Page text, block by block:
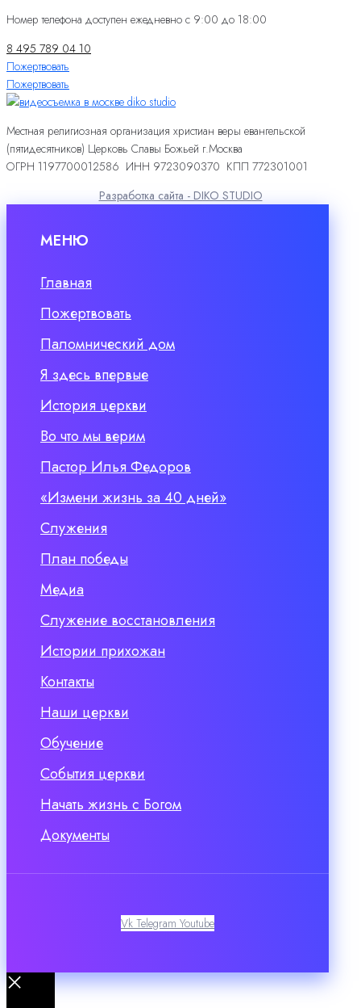
Номер телефона доступен ежедневно с 9:00 до 18:00
8 495 789 04 10
Пожертвовать
Пожертвовать
Местная религиозная организация христиан веры евангельской
(пятидесятников) Церковь Славы Божьей г.Москва
ОГРН 1197700012586 ИНН 9723090370 КПП 772301001
Разработка сайта - DIKO STUDIO
МЕНЮ
Главная
Пожертвовать
Паломнический дом
Я здесь впервые
История церкви
Во что мы верим
Пастор Илья Федоров
«Измени жизнь за 40 дней»
Служения
План победы
Медиа
Служение восстановления
Истории прихожан
Контакты
Наши церкви
Обучение
События церкви
Начать жизнь с Богом
Документы
Vk Telegram Youtube